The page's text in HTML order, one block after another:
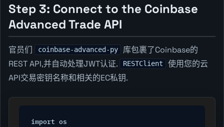
Step 3: Connect to the Coinbase
Advanced Trade API
官员们 coinbase-advanced-py
库包裹了Coinbase的
REST API,并自动处理JWT认证.
RESTClient
使用您的云
API交易密钥名称和相关的EC私钥.
import os